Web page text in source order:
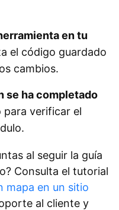
en tu
el código guardado
cambios.
se ha completado
para verificar el
al seguir la guía
Consulta el tutorial
mapa en un sitio
al cliente y